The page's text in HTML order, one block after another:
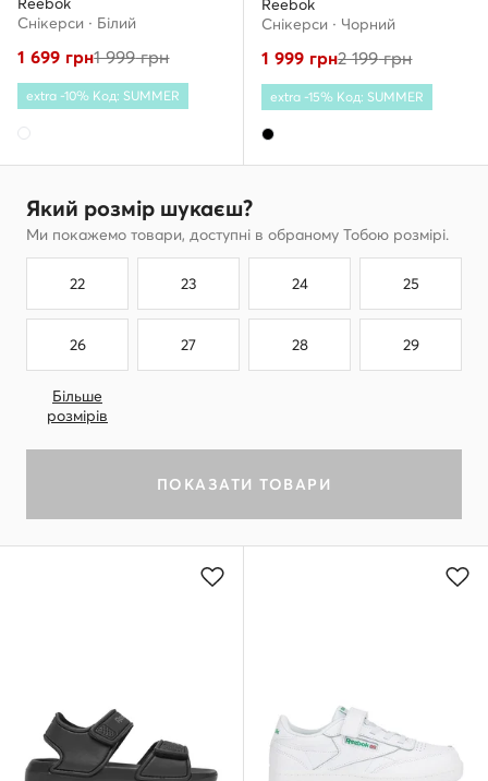
Снікерcи · Білий
1 699 грн1 999грн
extra -10% Код: SUMMER
Reebok
Снікерcи · Чорний
1 999 грн2 199грн
extra -15% Код: SUMMER
Який розмір шукаєш?
Ми покажемо товари, доступні в обраному Тобою розмірі.
22 23 24 25
26 27 28 29
Більше
розмірів
ПОКАЗАТИ ТОВАРИ